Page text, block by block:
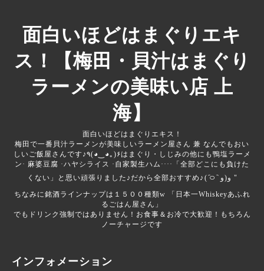
面白いほどはまぐりエキ
ス！【梅田・貝汁はまぐり
ラーメンの美味い店 上
海】
面白いほどはまぐりエキス！
梅田で一番貝汁ラーメンが美味しいラーメン屋さん 兼 なんでもおい
しいご飯屋さんです♪‎‎‎‎٩(◕‿◕｡)۶はまぐり・しじみの他にも鴨塩ラーメ
ン· 麻婆豆腐 ·ハヤシライス ·自家製生ハム····「全部どこにも負けた
くない」と思い頑張りました♪だから全部おすすめ♪‎⁦( ᷇࿀ ᷆ و(و "
ちなみに銘酒ラインナップは１５００種類‪w 「日本一Whiskeyあふれ
るごはん屋さん」
でもドリンク強制ではありません！お食事＆お冷で大歓迎！もちろん
ノーチャージです
インフォメーション